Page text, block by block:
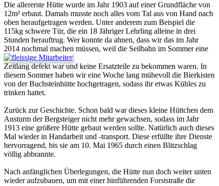
Die allererste Hütte wurde im Jahr 1903 auf einer Grundfläche von
12m² erbaut. Damals musste noch alles vom Tal aus von Hand nach
oben heraufgetragen werden. Unter anderem zum Beispiel die
115kg schwere Tür, die ein 18 Jähriger Lehrling alleine in drei
Stunden herauftrug. Wer konnte da ahnen, dass wir das im Jahr
2014 nochmal machen müssen, weil die Seilbahn im Sommer eine
Zeitlang defekt war und keine Ersatzteile zu bekommen waren. In
diesem Sommer haben wir eine Woche lang mühevoll die Bierkisten
von der Buchsteinhütte hochgetragen, sodass ihr etwas Kühles zu
trinken hattet.
Zurück zur Geschichte. Schon bald war dieses kleine Hüttchen dem
Ansturm der Bergsteiger nicht mehr gewachsen, sodass im Jahr
1913 eine größere Hütte gebaut werden sollte. Natürlich auch dieses
Mal wieder in Handarbeit und -transport. Diese erfüllte ihre Dienste
hervorragend, bis sie am 10. Mai 1965 durch einen Blitzschlag
völlig abbrannte.
Nach anfänglichen Überlegungen, die Hütte nun doch weiter unten
wieder aufzubauen, um mit einer hinführenden Forststraße die